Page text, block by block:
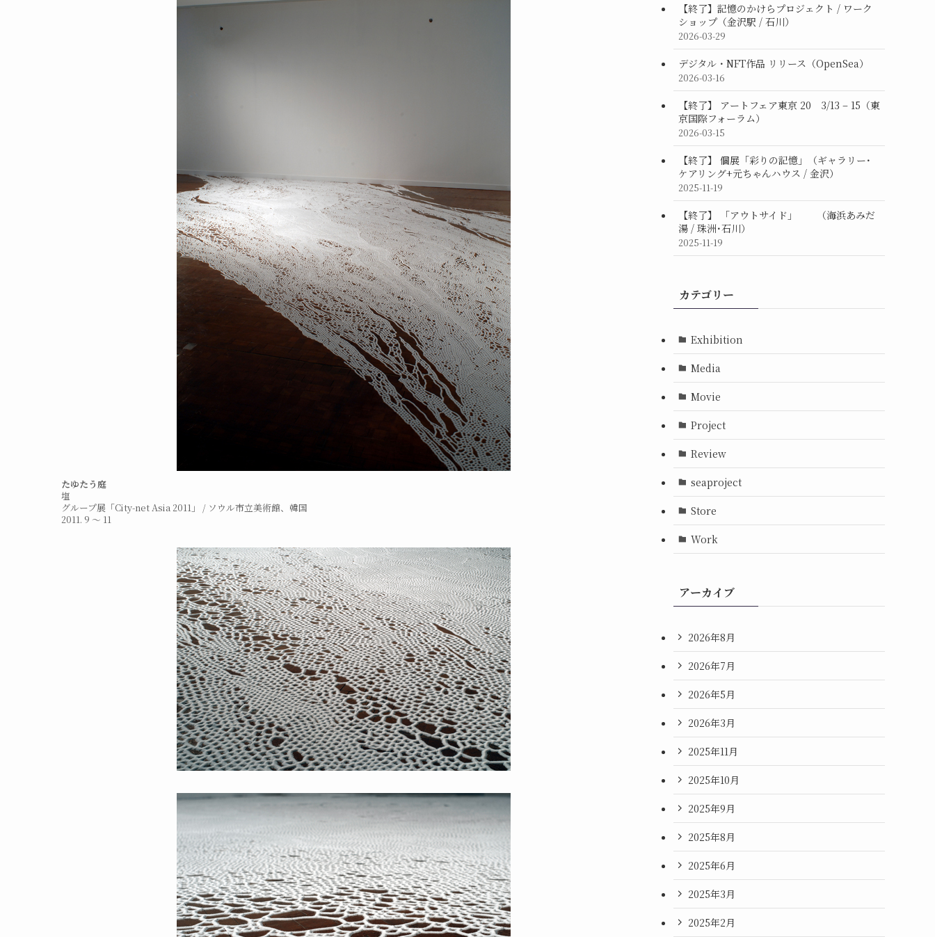
たゆたう庭
塩
グループ展「City-net Asia 2011」 / ソウル市立美術館、韓国
2011. 9 ～ 11
【終了】記憶のかけらプロジェクト / ワーク
ショップ（金沢駅 / 石川）
2026-03-29
デジタル・NFT作品 リリース（OpenSea）
2026-03-16
【終了】 アートフェア東京 20 3/13 – 15（東
京国際フォーラム）
2026-03-15
【終了】 個展「彩りの記憶」（ギャラリー･
ケアリング+元ちゃんハウス / 金沢）
2025-11-19
【終了】 「アウトサイド」 （海浜あみだ
湯 / 珠洲･石川）
2025-11-19
カテゴリー
Exhibition
Media
Movie
Project
Review
seaproject
Store
Work
アーカイブ
2026年8月
2026年7月
2026年5月
2026年3月
2025年11月
2025年10月
2025年9月
2025年8月
2025年6月
2025年3月
2025年2月